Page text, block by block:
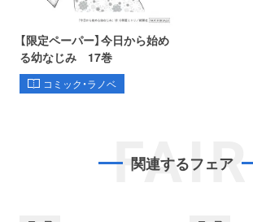
【限定ペーパー】今日から始め
る幼なじみ 17巻
コミック・ラノベ
FAIR
関連するフェア